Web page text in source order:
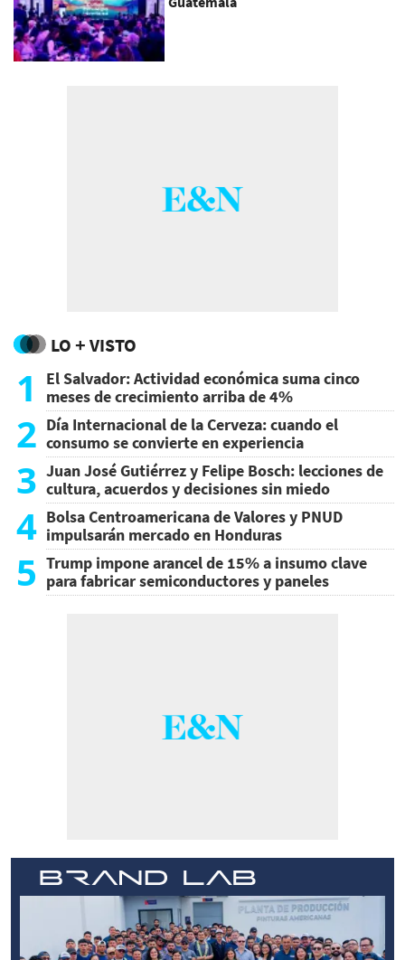
LO + VISTO
1
El Salvador: Actividad económica suma cinco
meses de crecimiento arriba de 4%
2 Día Internacional de la Cerveza: cuando el
consumo se convierte en experiencia
3 Juan José Gutiérrez y Felipe Bosch: lecciones de
cultura, acuerdos y decisiones sin miedo
4 Bolsa Centroamericana de Valores y PNUD
impulsarán mercado en Honduras
5 Trump impone arancel de 15% a insumo clave
para fabricar semiconductores y paneles